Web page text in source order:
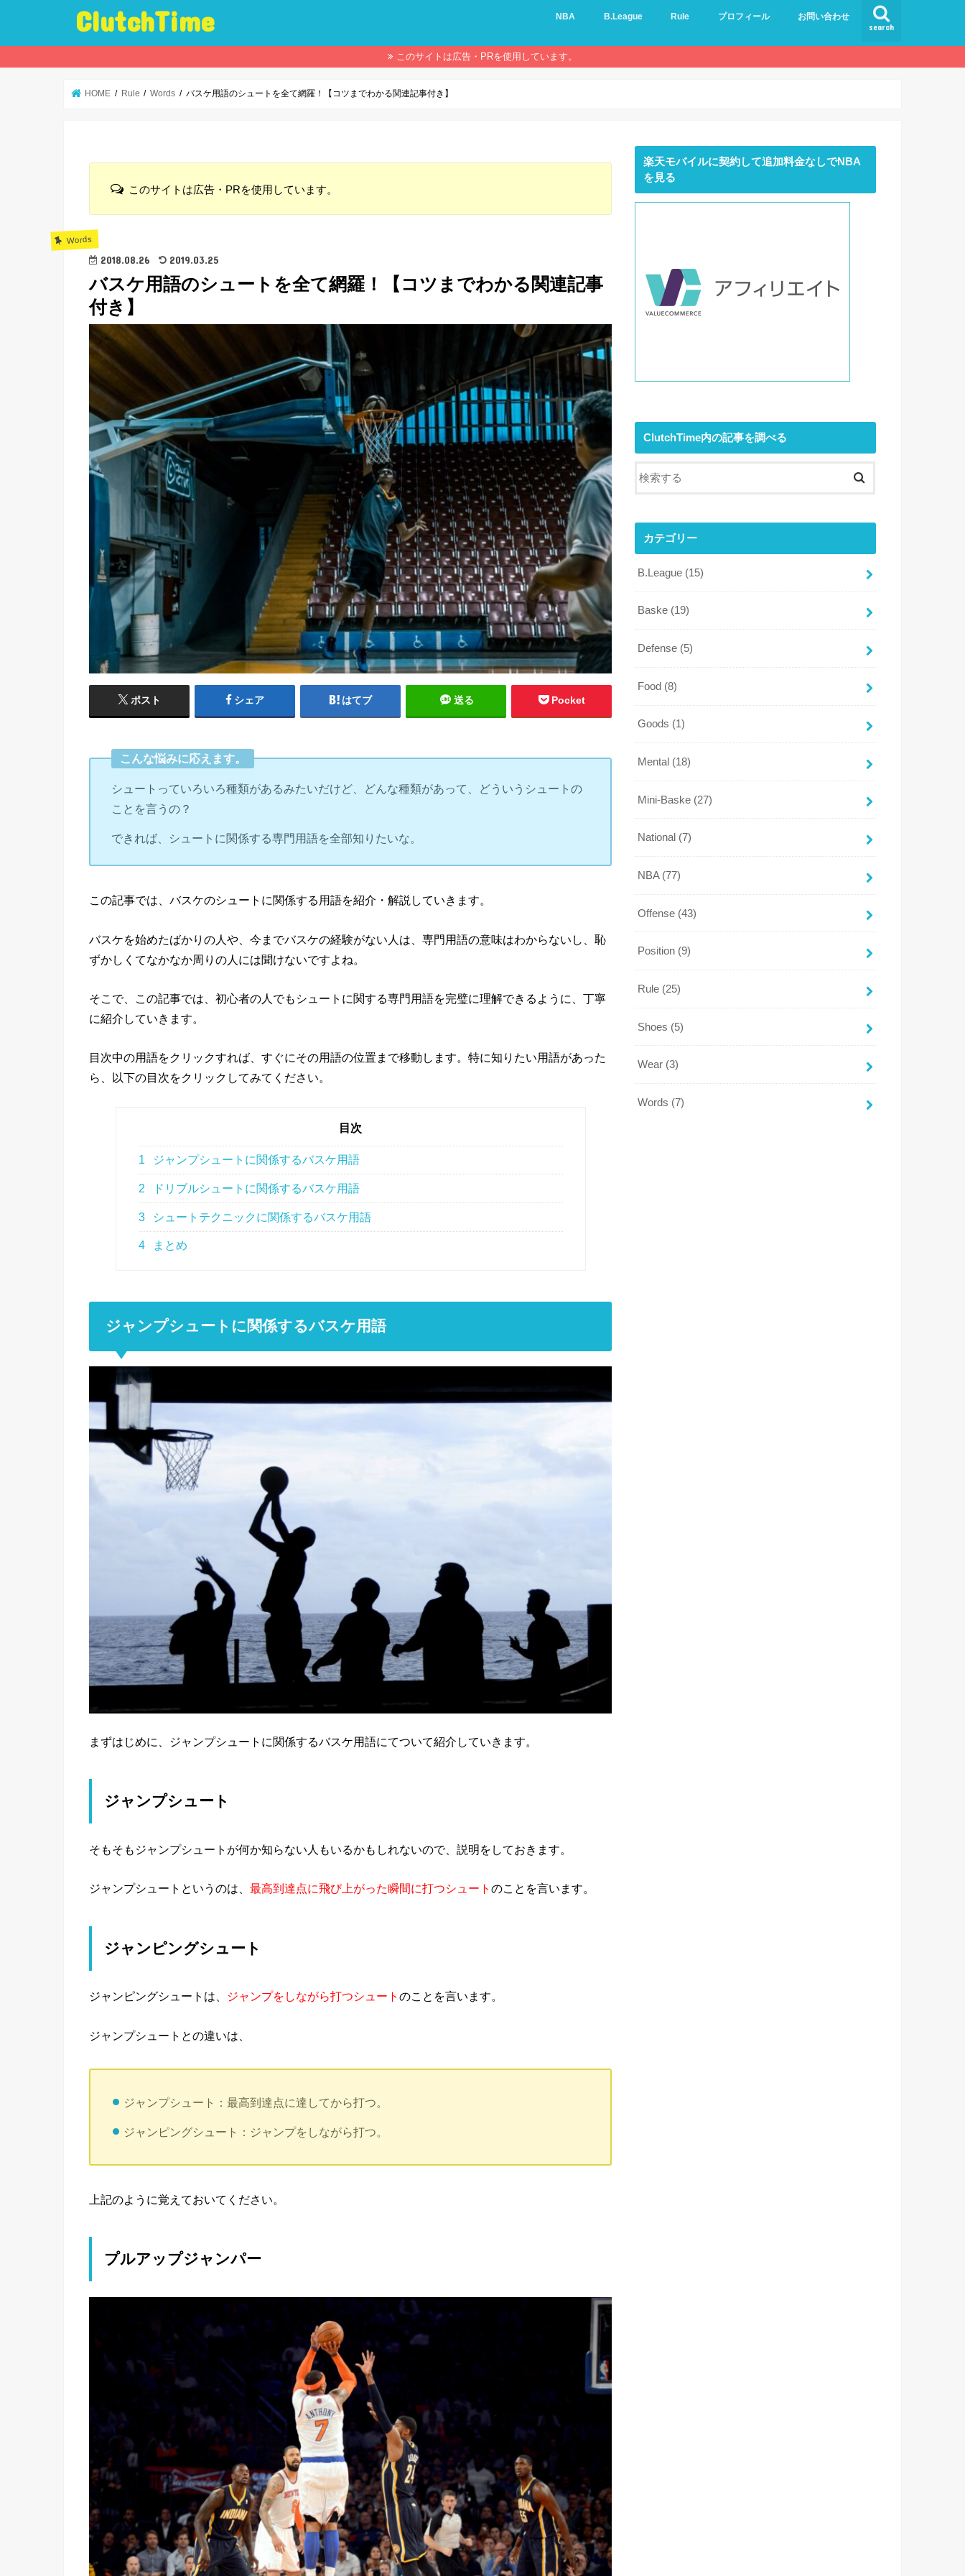
ClutchTime search
NBA B.League Rule プロフィール お問い合わせ
このサイトは広告・PRを使用しています。
HOME Rule Words バスケ用語のシュートを全て網羅！【コツまでわかる関連記事付き】
このサイトは広告・PRを使用しています。
Words
2018.08.26 2019.03.25
バスケ用語のシュートを全て網羅！【コツまでわかる関連記事
付き】
ポスト シェア はてブ 送る Pocket
こんな悩みに応えます。
シュートっていろいろ種類があるみたいだけど、どんな種類があって、どういうシュートの
ことを言うの？
できれば、シュートに関係する専門用語を全部知りたいな。
この記事では、バスケのシュートに関係する用語を紹介・解説していきます。
バスケを始めたばかりの人や、今までバスケの経験がない人は、専門用語の意味はわからないし、恥
ずかしくてなかなか周りの人には聞けないですよね。
そこで、この記事では、初心者の人でもシュートに関する専門用語を完璧に理解できるように、丁寧
に紹介していきます。
目次中の用語をクリックすれば、すぐにその用語の位置まで移動します。特に知りたい用語があった
ら、以下の目次をクリックしてみてください。
目次
1 ジャンプシュートに関係するバスケ用語
2 ドリブルシュートに関係するバスケ用語
3 シュートテクニックに関係するバスケ用語
4 まとめ
ジャンプシュートに関係するバスケ用語
まずはじめに、ジャンプシュートに関係するバスケ用語にてついて紹介していきます。
ジャンプシュート
そもそもジャンプシュートが何か知らない人もいるかもしれないので、説明をしておきます。
ジャンプシュートというのは、 最高到達点に飛び上がった瞬間に打つシュート のことを言います。
ジャンピングシュート
ジャンピングシュートは、 ジャンプをしながら打つシュート のことを言います。
ジャンプシュートとの違いは、
ジャンプシュート：最高到達点に達してから打つ。
ジャンピングシュート：ジャンプをしながら打つ。
上記のように覚えておいてください。
プルアップジャンパー
楽天モバイルに契約して追加料金なしでNBA
を見る
ClutchTime内の記事を調べる
カテゴリー
B.League (15)
Baske (19)
Defense (5)
Food (8)
Goods (1)
Mental (18)
Mini-Baske (27)
National (7)
NBA (77)
Offense (43)
Position (9)
Rule (25)
Shoes (5)
Wear (3)
Words (7)